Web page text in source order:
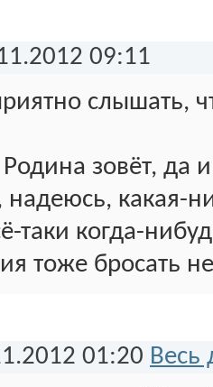
09:11
слышать,
зовёт, да
надеюсь, какая-
таки когда-
тоже бросать
01:20 Весь